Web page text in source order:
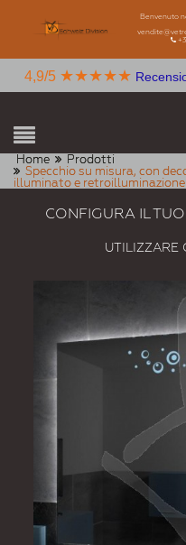
Benvenuto
4,9/5 ★★★★★
Home
Prodotti
Specchio su misura, con
illuminato e retroilluminazione
CONFIGURA IL
UTILIZZARE